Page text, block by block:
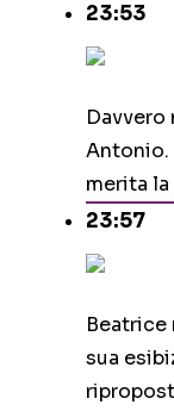
23:53
Davvero
Antonio.
merita
23:57
Beatrice
sua